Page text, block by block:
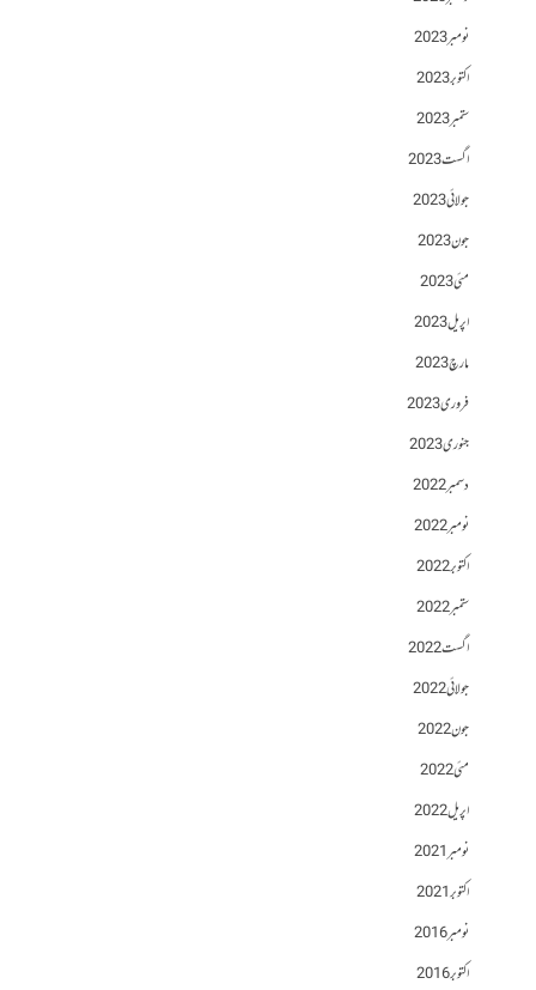
نومبر 2023
اکتوبر 2023
ستمبر 2023
اگست 2023
جولائی 2023
جون 2023
مئی 2023
اپریل 2023
مارچ 2023
فروری 2023
جنوری 2023
دسمبر 2022
نومبر 2022
اکتوبر 2022
ستمبر 2022
اگست 2022
جولائی 2022
جون 2022
مئی 2022
اپریل 2022
نومبر 2021
اکتوبر 2021
نومبر 2016
اکتوبر 2016